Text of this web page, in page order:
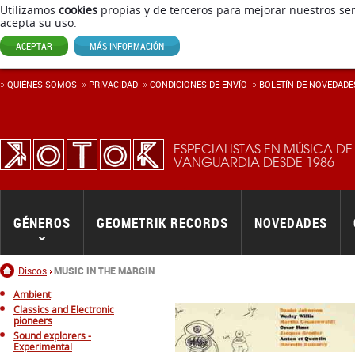
Utilizamos cookies propias y de terceros para mejorar nuestros
acepta su uso.
ACEPTAR MÁS INFORMACIÓN
ESPECIALISTAS EN MÚSICA DE
VANGUARDIA DESDE 1986
Inicio
Discos MUSIC IN THE MARGIN
GÉNEROS GEOMETRIK RECORDS NOVEDADES
QUIÉNES SOMOS PRIVACIDAD CONDICIONES DE ENVÍ­O BOLETÍN DE
Ambient
Classics and Electronic
pioneers
Sound explorers -
Experimental